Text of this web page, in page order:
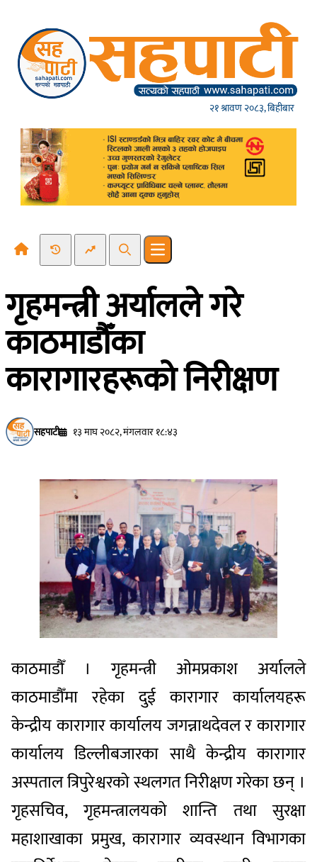
२१ श्रावण २०८३, बिहीबार
Recent NewsTrending News
SearchOpen main menu
गृहमन्त्री अर्यालले गरे
काठमाडौँका
कारागारहरूको निरीक्षण
सहपाटी १३ माघ २०८२, मंगलवार १८:४३
काठमाडौँ । गृहमन्त्री ओमप्रकाश अर्यालले
काठमाडौँमा रहेका दुई कारागार कार्यालयहरू
केन्द्रीय कारागार कार्यालय जगन्नाथदेवल र कारागार
कार्यालय डिल्लीबजारका साथै केन्द्रीय कारागार
अस्पताल त्रिपुरेश्वरको स्थलगत निरीक्षण गरेका छन् ।
गृहसचिव, गृहमन्त्रालयको शान्ति तथा सुरक्षा
महाशाखाका प्रमुख, कारागार व्यवस्थान विभागका